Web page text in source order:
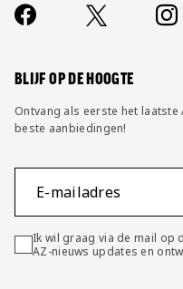
Contact
FAQ
Socials
https:// X
BLIJF OP DE HOOGTE
Ontvang als eerste het laatste
beste aanbiedingen!
E-mailadres
Ik wil graag via de mail op
AZ-nieuws updates en